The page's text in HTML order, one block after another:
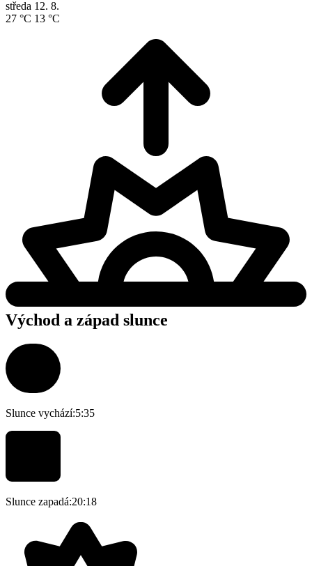
středa 12. 8.
27 °C 13 °C
Východ a západ slunce
Slunce vychází:5:35
Slunce zapadá:20:18